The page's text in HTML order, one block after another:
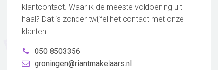
klantcontact. Waar ik de meeste voldoening uit
haal? Dat is zonder twijfel het contact met onze
klanten!
050 8503356
groningen@riantmakelaars.nl